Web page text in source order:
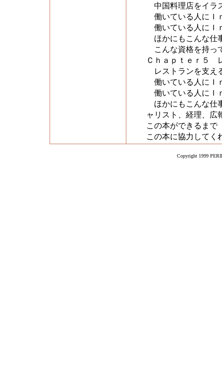
中国料理店をイラ
働いている人にＩ
働いている人にＩ
ほかにもこんな仕
こんな資格を持っ
Ｃｈａｐｔｅｒ５
レストランを支え
働いている人にＩ
働いている人にＩ
ほかにもこんな仕
ャリスト、経理、広
この本ができるまで
この本に協力してく
Copyright 1999